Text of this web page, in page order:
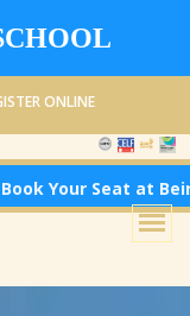
ONLINE
at Beirut